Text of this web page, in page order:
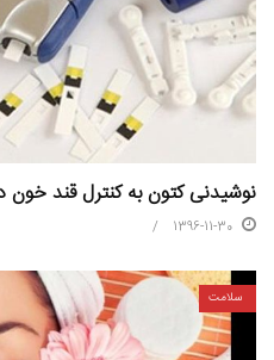
نوشیدنی کتون به کنترل قند
1396-11-30
سلامت